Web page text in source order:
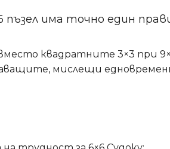
пъзел има точно един
квадратните 3×3 при
мислещи